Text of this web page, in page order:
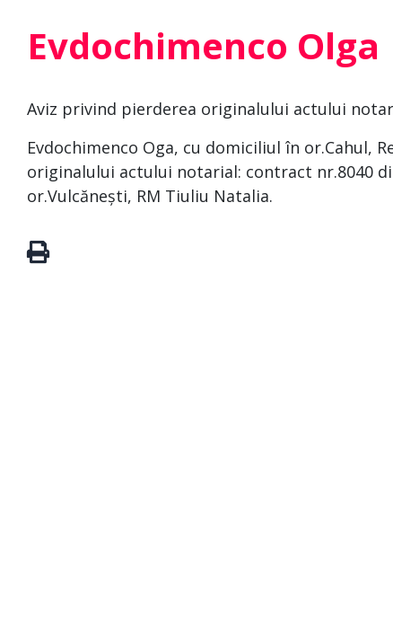
Evdochimenco Olga
Aviz privind pierderea originalului actului
Evdochimenco Oga, cu domiciliul în or.Cahul,
originalului actului notarial: contract nr.8040
or.Vulcănești, RM Tiuliu Natalia.